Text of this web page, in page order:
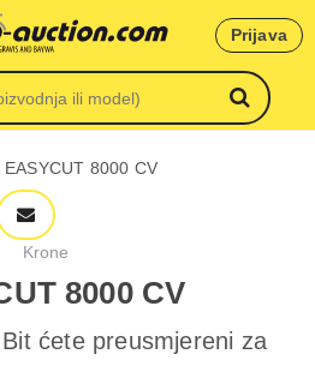
Prijava
Krone
8000 CV
ćete preusmjereni za